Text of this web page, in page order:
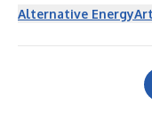
换系统及AI基础设施控
一体化电力基础设施部
统包式EPC工程和电站
大规模AI数据中心和高
全一体化的离网电力系
Alternative Energy